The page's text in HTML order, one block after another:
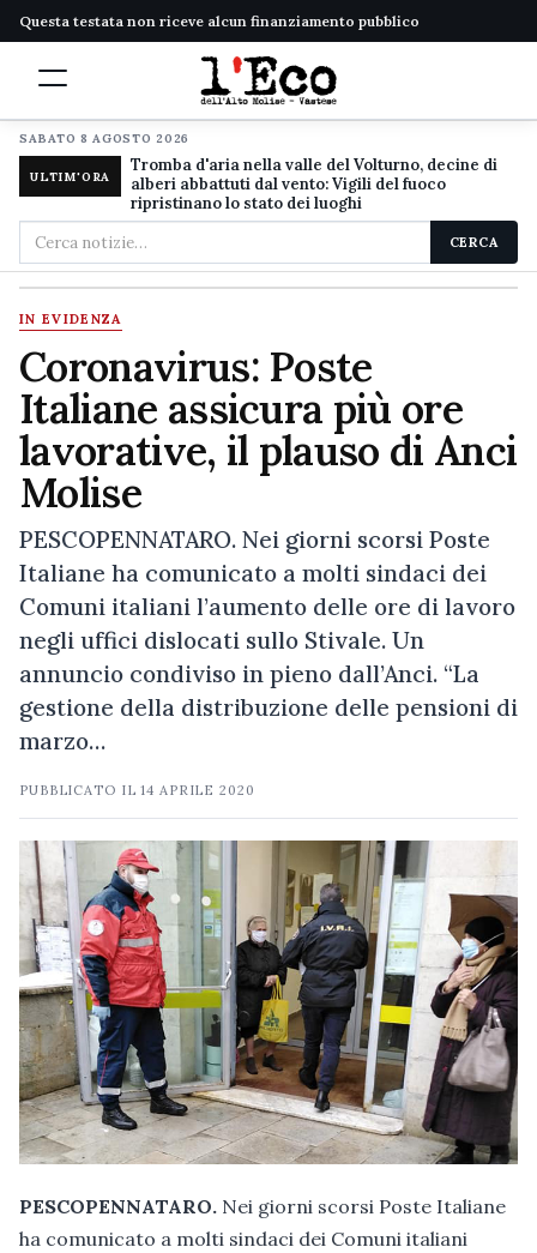
Questa testata non riceve alcun finanziamento pubblico
SABATO 8 AGOSTO 2026
ULTIM'ORA
Tromba d'aria nella valle del Volturno, decine di
alberi abbattuti dal vento: Vigili del fuoco
ripristinano lo stato dei luoghi
Cerca
nel
sito
CERCA
IN EVIDENZA
Coronavirus: Poste
Italiane assicura più ore
lavorative, il plauso di Anci
Molise
PESCOPENNATARO. Nei giorni scorsi Poste
Italiane ha comunicato a molti sindaci dei
Comuni italiani l’aumento delle ore di lavoro
negli uffici dislocati sullo Stivale. Un
annuncio condiviso in pieno dall’Anci. “La
gestione della distribuzione delle pensioni di
marzo…
PUBBLICATO IL14 APRILE 2020
PESCOPENNATARO. Nei giorni scorsi Poste Italiane
ha comunicato a molti sindaci dei Comuni italiani